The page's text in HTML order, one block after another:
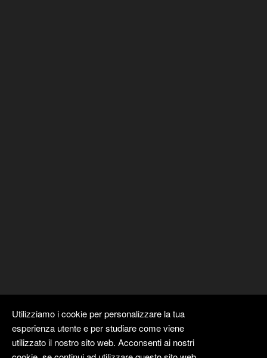
Utilizziamo i cookie per personalizzare la tua
esperienza utente e per studiare come viene
utilizzato il nostro sito web. Acconsenti ai nostri